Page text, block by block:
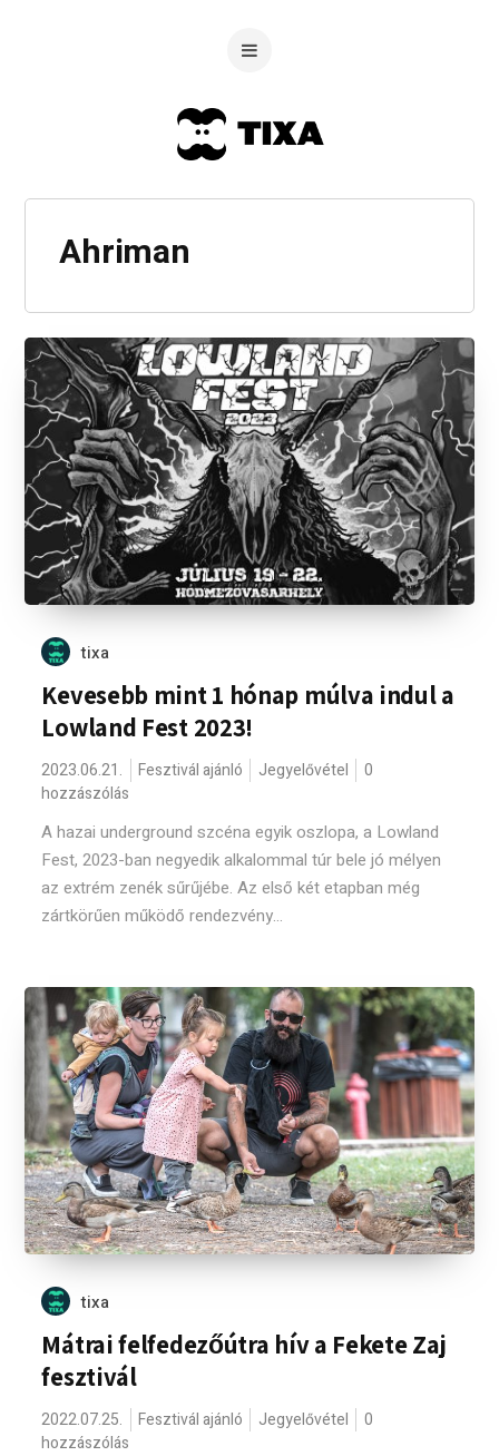
Ahriman
tixa
Kevesebb mint 1 hónap múlva indul a
Lowland Fest 2023!
2023.06.21. Fesztivál ajánló Jegyelővétel
0
hozzászólás
A hazai underground szcéna egyik oszlopa, a Lowland
Fest, 2023-ban negyedik alkalommal túr bele jó mélyen
az extrém zenék sűrűjébe. Az első két etapban még
zártkörűen működő rendezvény...
tixa
Mátrai felfedezőútra hív a Fekete Zaj
fesztivál
2022.07.25. Fesztivál ajánló Jegyelővétel
0
hozzászólás